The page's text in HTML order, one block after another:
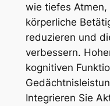
wie tiefes
körperliche
reduzieren und
verbessern.
kognitiven
Integrieren Sie